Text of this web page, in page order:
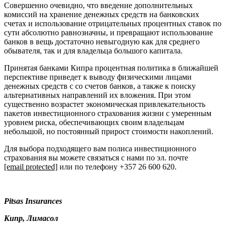
Совершенно очевидно, что введение дополнительных
комиссий на хранение денежных средств на банковских
счетах и использование отрицательных процентных ставок по
сути абсолютно равнозначны, и превращают использование
банков в вещь достаточно невыгодную как для среднего
обывателя, так и для владельца большого капитала.
Принятая банками Кипра процентная политика в ближайшей
перспективе приведет к выводу физическими лицами
денежных средств с со счетов банков, а также к поиску
альтернативных направлений их вложения. При этом
существенно возрастет экономическая привлекательность
пакетов инвестиционного страхования жизни с умеренным
уровнем риска, обеспечивающих своим владельцам
небольшой, но постоянный прирост стоимости накоплений.
Для выбора подходящего вам полиса инвестиционного
страхования вы можете связаться с нами по эл. почте
[email protected] или по телефону +357 26 600 620.
Pitsas Insurances
Кипр, Лимасол